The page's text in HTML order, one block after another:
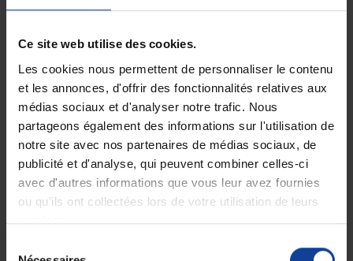
Ce site web utilise des cookies.
Les cookies nous permettent de personnaliser le contenu
et les annonces, d'offrir des fonctionnalités relatives aux
médias sociaux et d'analyser notre trafic. Nous
partageons également des informations sur l'utilisation de
notre site avec nos partenaires de médias sociaux, de
publicité et d'analyse, qui peuvent combiner celles-ci
avec d'autres informations que vous leur avez fournies
ou qu'ils ont collectées lors de votre utilisation de leurs
services.
Jelonet 10 x 10 cm
56,90 € à partir de52,08 €